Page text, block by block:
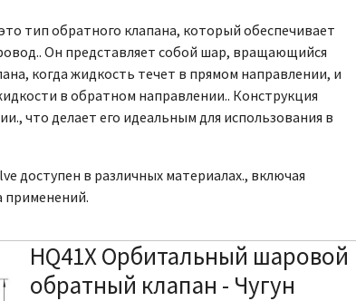
это тип обратного клапана, который обеспечивает
Он представляет собой шар, вращающийся
когда жидкость течет в прямом направлении, и
в обратном направлении.. Конструкция
что делает его идеальным для использования в
доступен в различных материалах., включая
применений.
HQ41X Орбитальный шаровой
обратный клапан - Чугун